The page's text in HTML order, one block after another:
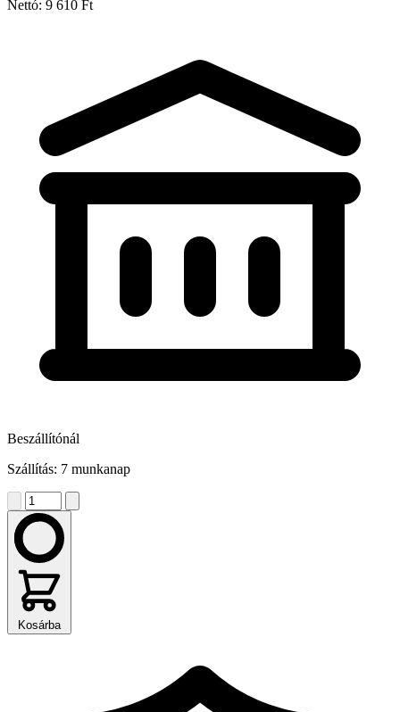
Nettó: 9 610 Ft
Beszállítónál
Szállítás: 7 munkanap
Kosárba